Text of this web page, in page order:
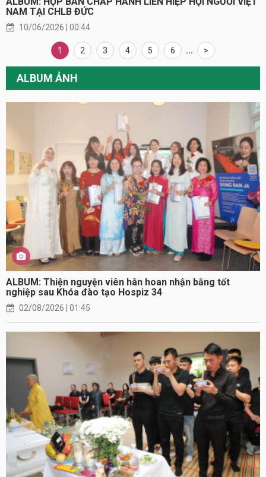
NAM TẠI CHLB ĐỨC
10/06/2026 | 00:44
1 2 3 4 5 6 ... >
ALBUM ẢNH
ALBUM: Thiện nguyện viên hân hoan nhận bằng tốt
nghiệp sau Khóa đào tạo Hospiz 34
02/08/2026 | 01:45